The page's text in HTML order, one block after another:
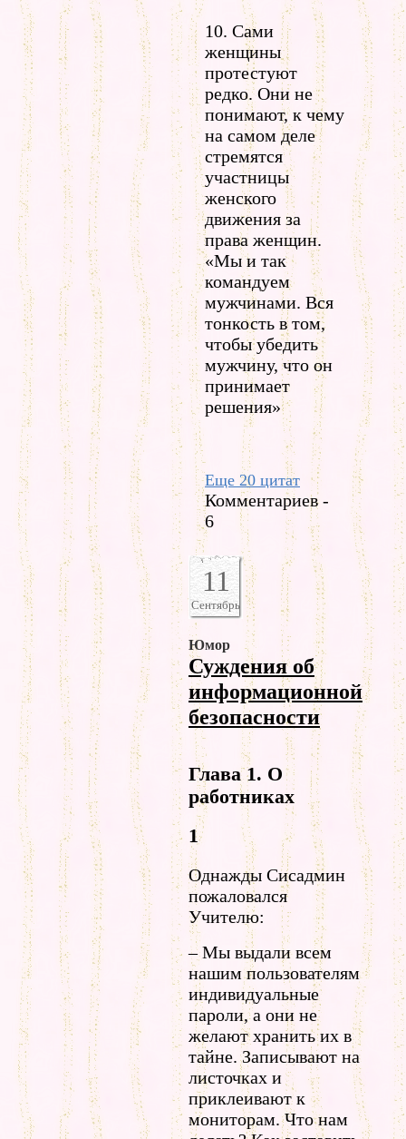
10. Сами
женщины
протестуют
редко. Они не
понимают, к чему
на самом деле
стремятся
участницы
женского
движения за
права женщин.
«Мы и так
командуем
мужчинами. Вся
тонкость в том,
чтобы убедить
мужчину, что он
принимает
решения»
Еще 20 цитат
Комментариев -
6
11
Сентябрь
Юмор
Суждения об
информационной
безопасности
Глава 1. О
работниках
1
Однажды Сисадмин
пожаловался
Учителю:
– Мы выдали всем
нашим пользователям
индивидуальные
пароли, а они не
желают хранить их в
тайне. Записывают на
листочках и
приклеивают к
мониторам. Что нам